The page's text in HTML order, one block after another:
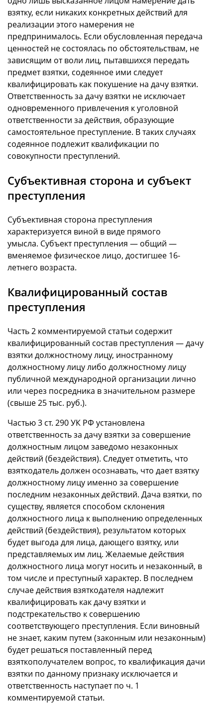
взятку, если никаких конкретных действий для
реализации этого намерения не
предпринималось. Если обусловленная передача
ценностей не состоялась по обстоятельствам, не
зависящим от воли лиц, пытавшихся передать
предмет взятки, содеянное ими следует
квалифицировать как покушение на дачу взятки.
Ответственность за дачу взятки не исключает
одновременного привлечения к уголовной
ответственности за действия, образующие
самостоятельное преступление. В таких случаях
содеянное подлежит квалификации по
совокупности преступлений.
Субъективная сторона и субъект
преступления
Субъективная сторона преступления
характеризуется виной в виде прямого
умысла. Субъект преступления — общий —
вменяемое физическое лицо, достигшее 16-
летнего возраста.
Квалифицированный состав
преступления
Часть 2 комментируемой статьи содержит
квалифицированный состав преступления — дачу
взятки должностному лицу, иностранному
должностному лицу либо должностному лицу
публичной международной организации лично
или через посредника в значительном размере
(свыше 25 тыс. руб.).
Частью 3 ст. 290 УК РФ установлена
ответственность за дачу взятки за совершение
должностным лицом заведомо незаконных
действий (бездействия). Следует отметить, что
взяткодатель должен осознавать, что дает взятку
должностному лицу именно за совершение
последним незаконных действий. Дача взятки, по
существу, является способом склонения
должностного лица к выполнению определенных
действий (бездействия), результатом которых
будет выгода для лица, дающего взятку, или
представляемых им лиц. Желаемые действия
должностного лица могут носить и незаконный, в
том числе и преступный характер. В последнем
случае действия взяткодателя надлежит
квалифицировать как дачу взятки и
подстрекательство к совершению
соответствующего преступления. Если виновный
не знает, каким путем (законным или незаконным)
будет решаться поставленный перед
взяткополучателем вопрос, то квалификация дачи
взятки по данному признаку исключается и
ответственность наступает по ч. 1
комментируемой статьи.